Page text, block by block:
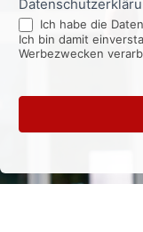
Ich habe die
Ich bin damit
Werbezwecken